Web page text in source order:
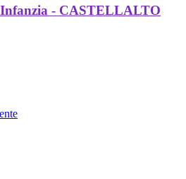
- CASTELLALTO